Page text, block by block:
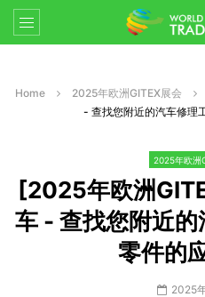
Home 2025年欧洲GITEX展会
- 查找您附近的汽车修理
2025年欧洲
[2025年欧洲
车 - 查找您附近
零件的
2025